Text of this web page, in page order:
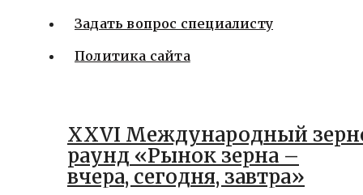
Задать вопрос специалисту
Политика сайта
XXVI Международный
раунд «Рынок зерна –
вчера, сегодня, завтра»